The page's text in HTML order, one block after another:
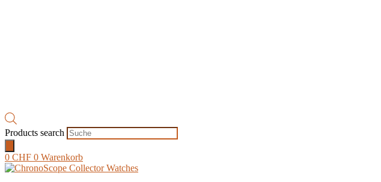
Products search
0 CHF 0 Warenkorb